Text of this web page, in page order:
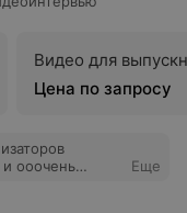
Видео для
Цена по запросу
ооочень
story -
Еще